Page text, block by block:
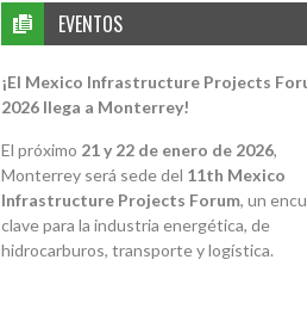
EVENTOS
¡El Mexico Infrastructure Projects
2026 llega a Monterrey!
El próximo 21 y 22 de enero de 2026,
Monterrey será sede del 11th Mexico
Infrastructure Projects Forum, un
clave para la industria energética, de
hidrocarburos, transporte y logística.